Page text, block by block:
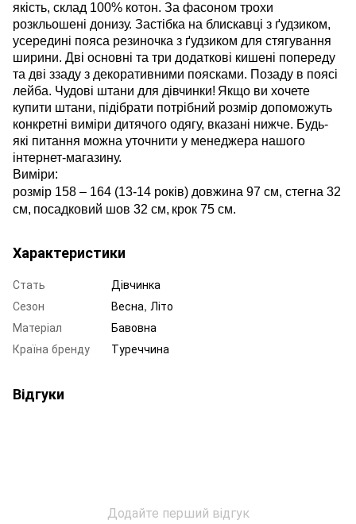
якість, склад 100% котон. За фасоном трохи
розкльошені донизу. Застібка на блискавці з ґудзиком,
усередині пояса резиночка з ґудзиком для стягування
ширини. Дві основні та три додаткові кишені попереду
та дві ззаду з декоративними поясками. Позаду в поясі
лейба. Чудові штани для дівчинки! Якщо ви хочете
купити штани, підібрати потрібний розмір допоможуть
конкретні виміри дитячого одягу, вказані нижче. Будь-
які питання можна уточнити у менеджера нашого
інтернет-магазину.
Виміри:
розмір 158 – 164 (13-14 років) довжина 97 см, стегна 32
см, посадковий шов 32 см, крок 75 см.
Характеристики
Стать
Дівчинка
Сезон
Весна, Літо
Матеріал
Бавовна
Країна бренду
Туреччина
Відгуки
Додайте перший відгук